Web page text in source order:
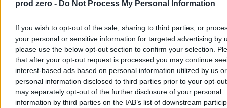
prod zero - Do Not Process My Personal Information
If you wish to opt-out of the sale, sharing to third parties, or
your personal or sensitive information for targeted advertising by
please use the below opt-out section to confirm your selection.
that after your opt-out request is processed you may continue
interest-based ads based on personal information utilized by us or
personal information disclosed to third parties prior to your opt-
may separately opt-out of the further disclosure of your personal
information by third parties on the IAB’s list of downstream
okres ograniczeń dotyczących wzbogacania uranu.
Pomimo konsekwentnego powtarzania przez Trumpa i jego
administrację, że „Iran nie może mieć broni jądrowej”, wydaje się,
że obecnie największy spór dotyczy sekwencji całego procesu.
Waszyngton chce, aby porozumienie nuklearne i zakończenie
wojny zostały uzgodnione równocześnie, uzależniając przy tym
uwolnienie środków finansowych od wyniku rozmów nuklearnych.